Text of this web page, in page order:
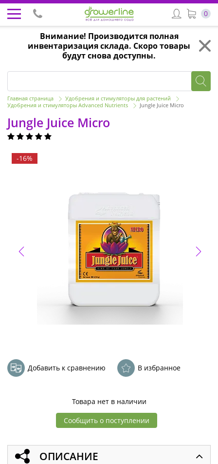
Внимание! Производится полная
инвентаризация склада. Скоро товары
будут снова доступны.
0
Главная страница
Удобрения и стимуляторы для растений
Удобрения и стимуляторы Advanced Nutrients
Jungle Juice Micro
Jungle Juice Micro
-16%
Добавить к сравнению В избранное
Товара нет в наличии
Сообщить о поступлении
ОПИСАНИЕ